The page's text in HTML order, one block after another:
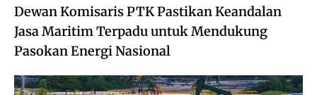
Dewan Komisaris PTK Pastikan Keandalan
Jasa Maritim Terpadu untuk Mendukung
Pasokan Energi Nasional